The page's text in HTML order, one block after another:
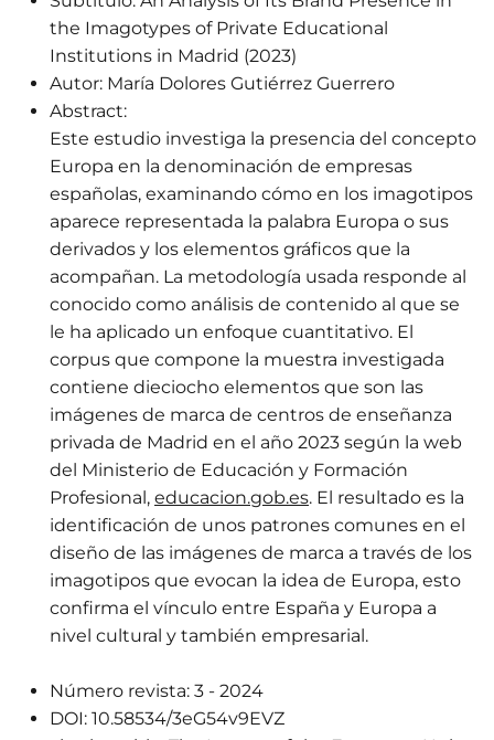
the Imagotypes of Private Educational
Institutions in Madrid (2023)
Autor: María Dolores Gutiérrez Guerrero
Abstract:
Este estudio investiga la presencia del concepto
Europa en la denominación de empresas
españolas, examinando cómo en los imagotipos
aparece representada la palabra Europa o sus
derivados y los elementos gráficos que la
acompañan. La metodología usada responde al
conocido como análisis de contenido al que se
le ha aplicado un enfoque cuantitativo. El
corpus que compone la muestra investigada
contiene dieciocho elementos que son las
imágenes de marca de centros de enseñanza
privada de Madrid en el año 2023 según la web
del Ministerio de Educación y Formación
Profesional, educacion.gob.es. El resultado es la
identificación de unos patrones comunes en el
diseño de las imágenes de marca a través de los
imagotipos que evocan la idea de Europa, esto
confirma el vínculo entre España y Europa a
nivel cultural y también empresarial.
Número revista: 3 - 2024
DOI: 10.58534/3eG54v9EVZ